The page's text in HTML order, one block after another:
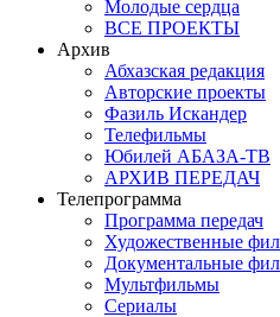
Молодые сердца
ВСЕ ПРОЕКТЫ
Архив
Абхазская редакция
Авторские проекты
Фазиль Искандер
Телефильмы
Юбилей АБАЗА-ТВ
АРХИВ ПЕРЕДАЧ
Телепрограмма
Программа передач
Художественные
Документальные
Мультфильмы
Сериалы